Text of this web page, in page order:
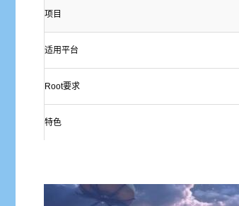
项目
适用平台
Root要求
特色